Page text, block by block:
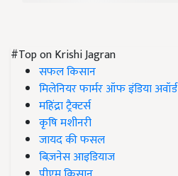
#Top on Krishi Jagran
सफल किसान
मिलेनियर फार्मर ऑफ इंडिया अवॉर्ड
महिंद्रा ट्रैक्टर्स
कृषि मशीनरी
जायद की फसल
बिज़नेस आइडियाज